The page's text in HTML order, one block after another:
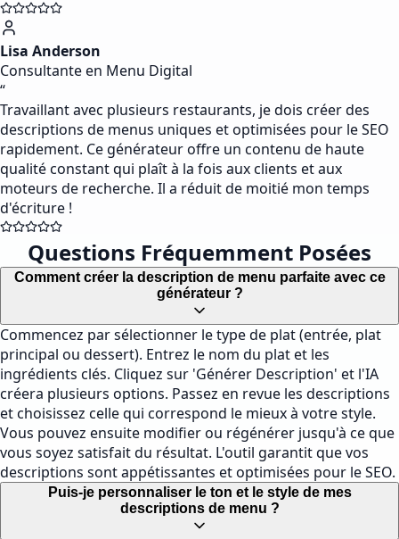
Lisa Anderson
Consultante en Menu Digital
“
Travaillant avec plusieurs restaurants, je dois créer des
descriptions de menus uniques et optimisées pour le SEO
rapidement. Ce générateur offre un contenu de haute
qualité constant qui plaît à la fois aux clients et aux
moteurs de recherche. Il a réduit de moitié mon temps
d'écriture !
Questions Fréquemment Posées
Comment créer la description de menu parfaite avec ce
générateur ?
Commencez par sélectionner le type de plat (entrée, plat
principal ou dessert). Entrez le nom du plat et les
ingrédients clés. Cliquez sur 'Générer Description' et l'IA
créera plusieurs options. Passez en revue les descriptions
et choisissez celle qui correspond le mieux à votre style.
Vous pouvez ensuite modifier ou régénérer jusqu'à ce que
vous soyez satisfait du résultat. L'outil garantit que vos
descriptions sont appétissantes et optimisées pour le SEO.
Puis-je personnaliser le ton et le style de mes
descriptions de menu ?